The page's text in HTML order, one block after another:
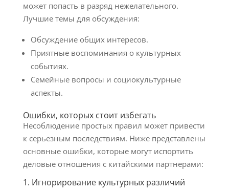
может попасть в разряд нежелательного.
Лучшие темы для обсуждения:
Обсуждение общих интересов.
Приятные воспоминания о культурных
событиях.
Семейные вопросы и социокультурные
аспекты.
Ошибки, которых стоит избегать
Несоблюдение простых правил может привести
к серьезным последствиям. Ниже представлены
основные ошибки, которые могут испортить
деловые отношения с китайскими партнерами:
1. Игнорирование культурных различий